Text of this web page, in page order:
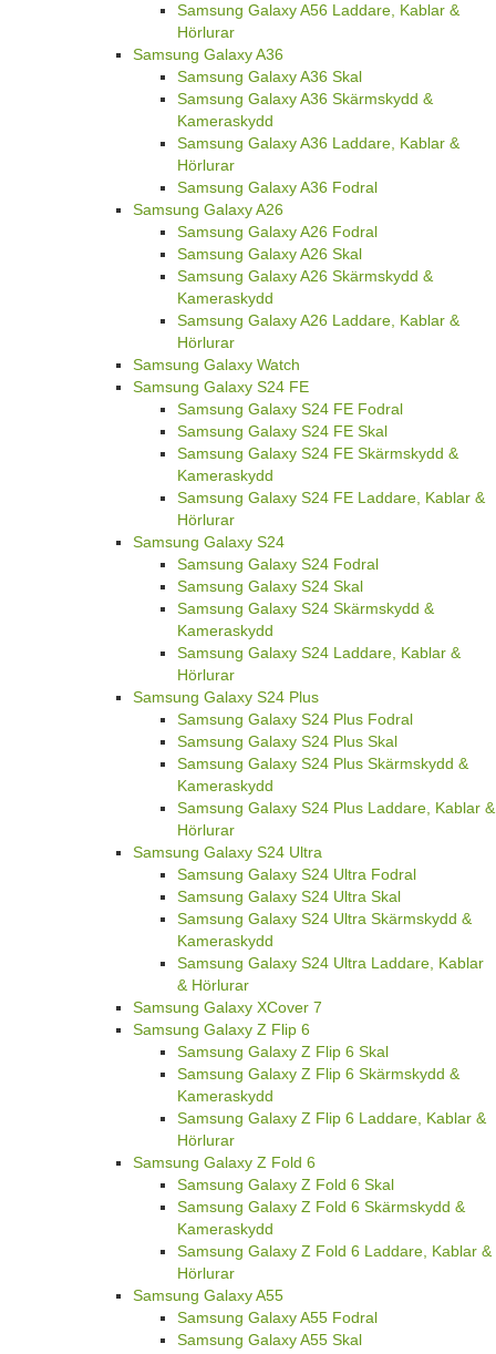
Samsung Galaxy A56 Laddare, Kablar &
Hörlurar
Samsung Galaxy A36
Samsung Galaxy A36 Skal
Samsung Galaxy A36 Skärmskydd &
Kameraskydd
Samsung Galaxy A36 Laddare, Kablar &
Hörlurar
Samsung Galaxy A36 Fodral
Samsung Galaxy A26
Samsung Galaxy A26 Fodral
Samsung Galaxy A26 Skal
Samsung Galaxy A26 Skärmskydd &
Kameraskydd
Samsung Galaxy A26 Laddare, Kablar &
Hörlurar
Samsung Galaxy Watch
Samsung Galaxy S24 FE
Samsung Galaxy S24 FE Fodral
Samsung Galaxy S24 FE Skal
Samsung Galaxy S24 FE Skärmskydd &
Kameraskydd
Samsung Galaxy S24 FE Laddare, Kablar &
Hörlurar
Samsung Galaxy S24
Samsung Galaxy S24 Fodral
Samsung Galaxy S24 Skal
Samsung Galaxy S24 Skärmskydd &
Kameraskydd
Samsung Galaxy S24 Laddare, Kablar &
Hörlurar
Samsung Galaxy S24 Plus
Samsung Galaxy S24 Plus Fodral
Samsung Galaxy S24 Plus Skal
Samsung Galaxy S24 Plus Skärmskydd &
Kameraskydd
Samsung Galaxy S24 Plus Laddare, Kablar &
Hörlurar
Samsung Galaxy S24 Ultra
Samsung Galaxy S24 Ultra Fodral
Samsung Galaxy S24 Ultra Skal
Samsung Galaxy S24 Ultra Skärmskydd &
Kameraskydd
Samsung Galaxy S24 Ultra Laddare, Kablar
& Hörlurar
Samsung Galaxy XCover 7
Samsung Galaxy Z Flip 6
Samsung Galaxy Z Flip 6 Skal
Samsung Galaxy Z Flip 6 Skärmskydd &
Kameraskydd
Samsung Galaxy Z Flip 6 Laddare, Kablar &
Hörlurar
Samsung Galaxy Z Fold 6
Samsung Galaxy Z Fold 6 Skal
Samsung Galaxy Z Fold 6 Skärmskydd &
Kameraskydd
Samsung Galaxy Z Fold 6 Laddare, Kablar &
Hörlurar
Samsung Galaxy A55
Samsung Galaxy A55 Fodral
Samsung Galaxy A55 Skal